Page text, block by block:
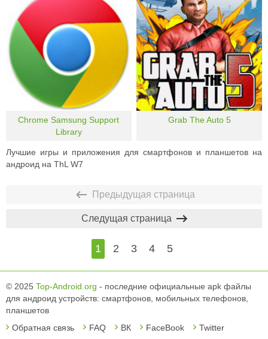
Chrome Samsung Support
Library
Grab The Auto 5
Лучшие игры и приложения для смартфонов и планшетов на
андроид на ThL W7
Предыдущая страница
1 2 3 4 5
Следущая страница
© 2025 Top-Android.org - последние официальные apk файлы
для андроид устройств: смартфонов, мобильных телефонов,
планшетов
Обратная связь
FAQ ВК FaceBook Twitter